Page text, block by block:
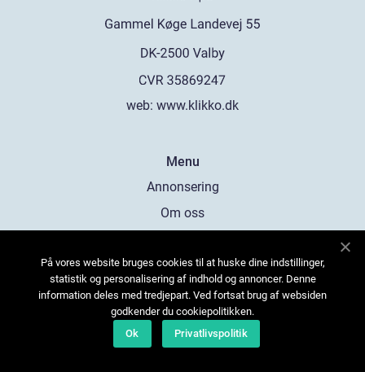
web: www.klikko.dk
Menu
Annonsering
Om oss
Kontakta oss
Sitemap
På vores website bruges cookies til at huske dine indstillinger,
statistik og personalisering af indhold og annoncer. Denne
information deles med tredjepart. Ved fortsat brug af websiden
godkender du cookiepolitikken.
Ok
Privatlivspolitik